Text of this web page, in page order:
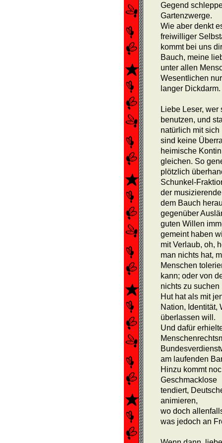
Gegend
Garten­zwerge.
Wie aber denkt
freiwilliger
kommt bei uns
Bauch, meine
unter allen
Wesentlichen
langer Dick­darm.
Liebe Leser,
benutzen, und
natürlich mit
sind keine
heimische
gleichen. So
plötzlich
Schunkel-­
der
dem Bauch
gegenüber
guten Willen
gemeint haben
mit Verlaub, oh,
man nichts hat,
Menschen
kann; oder von
nichts zu
Hut hat als mit
Nation, Identität,
überlassen will.
Und dafür
am laufenden
Hinzu kommt
Geschmacklose
tendiert,
animieren,
wo doch
was jedoch an